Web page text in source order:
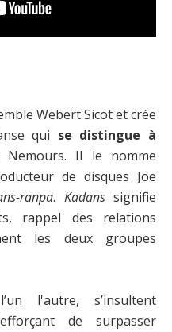
Webert Sicot et crée
qui se distingue à
Il le nomme
de disques Joe
ranpa. Kadanssignifie
rappel des relations
les deux groupes
l'autre, s’insultent
de surpasser